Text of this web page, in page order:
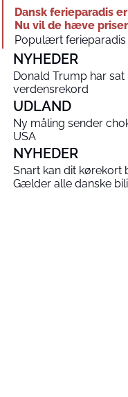
Dansk ferieparadis
Nu vil de hæve
Populært ferieparadis
NYHEDER
Donald Trump har sat
verdensrekord
UDLAND
Ny måling sender
USA
NYHEDER
Snart kan dit
Gælder alle danske